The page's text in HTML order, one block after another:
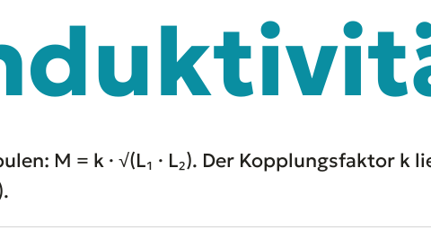
M = k · √(L₁ · L₂). Der Kopplungsfaktor k